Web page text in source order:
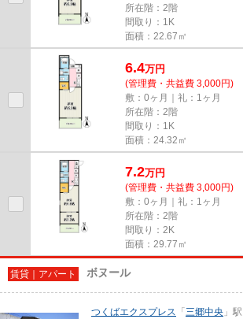
所在階：2階
間取り：1K
面積：22.67㎡
6.4万円
(管理費・共益費 3,000円)
敷：0ヶ月｜礼：1ヶ月
所在階：2階
間取り：1K
面積：24.32㎡
7.2万円
(管理費・共益費 3,000円)
敷：0ヶ月｜礼：1ヶ月
所在階：2階
間取り：2K
面積：29.77㎡
賃貸｜アパート ボヌール
つくばエクスプレス 「 三郷中央 」